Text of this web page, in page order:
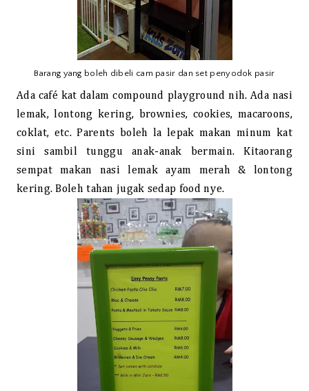
Barang yang boleh dibeli cam pasir dan set penyodok pasir
Ada café kat dalam compound playground nih. Ada nasi
lemak, lontong kering, brownies, cookies, macaroons,
coklat, etc. Parents boleh la lepak makan minum kat
sini sambil tunggu anak-anak bermain. Kitaorang
sempat makan nasi lemak ayam merah & lontong
kering. Boleh tahan jugak sedap food nye.